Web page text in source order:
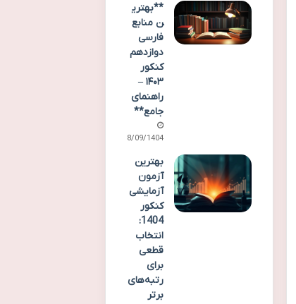
**بهتری
ن منابع
فارسی
دوازدهم
کنکور
۱۴۰۳ –
راهنمای
جامع**
28/09/1404
بهترین
آزمون
آزمایشی
کنکور
1404:
انتخاب
قطعی
برای
رتبه‌های
برتر